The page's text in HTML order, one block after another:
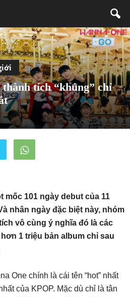
tích “khủng” chỉ
mốc 101 ngày debut của 11
nhân ngày đặc biệt này, nhóm
vô cùng ý nghĩa đó là các
1 triệu bản album chỉ sau
One chính là cái tên “hot” nhất
của KPOP. Mặc dù chỉ là tân